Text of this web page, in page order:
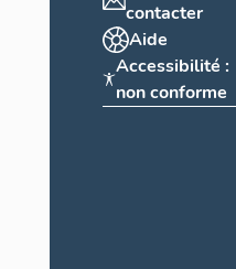
contacter
Aide
Accessibilité :
non conforme